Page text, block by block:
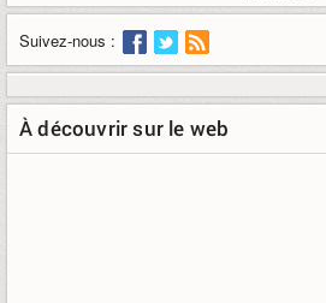
Suivez-nous :
À découvrir sur le web